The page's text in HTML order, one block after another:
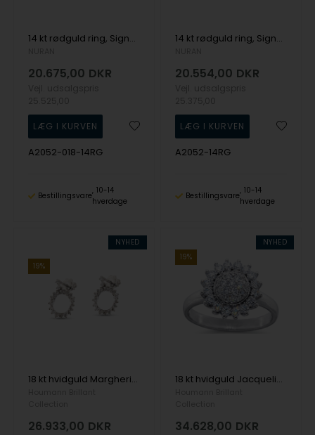
14 kt rødguld ring, Signature serien fra Nuran med ialt total 0,18 ct diamanter
20.675,00 DKR
A2052-018-14RG
Bestillingsvare
10-14
hverdage
14 kt rødguld ring, Signature serien fra Nuran
20.554,00 DKR
A2052-14RG
Bestillingsvare
10-14
hverdage
NYHED
19%
18 kt hvidguld Margherita Øreringe med 0,58 ct & Top Wesselton / VVS
26.933,00 DKR
NYHED
19%
18 kt hvidguld Jacqueline Ring med 0,68 ct & Top Wesselton / VVS
34.628,00 DKR